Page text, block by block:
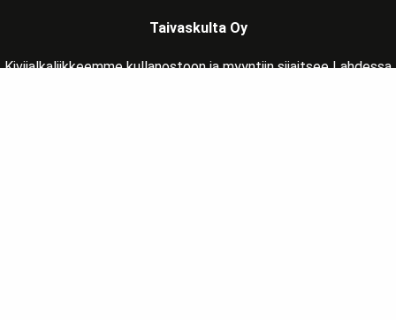
Taivaskulta Oy
Kivijalkaliikkeemme kullanostoon ja myyntiin sijaitsee Lahdessa